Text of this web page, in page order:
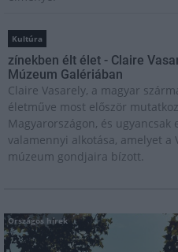
Kultúra
zínekben élt élet - Claire
Múzeum Galériában
Claire Vasarely, a magyar
életműve most először
Magyarországon, és
valamennyi alkotása, amelyet a
múzeum gondjaira bízott.
Országos hírek